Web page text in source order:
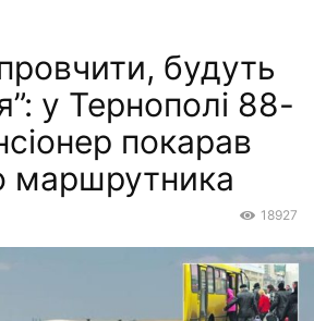
будуть
у Тернополі 88-
покарав
маршрутника
18927